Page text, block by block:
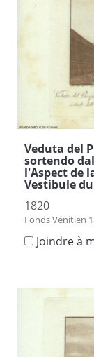
Veduta del
sortendo
l'Aspect de
Vestibule
1820
Fonds Vénitien
Joindre à